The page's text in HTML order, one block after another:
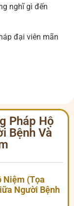
nghĩ gì đến
đại viên mãn
Pháp Hộ
Bệnh Và
Niệm (Tọa
Người Bệnh